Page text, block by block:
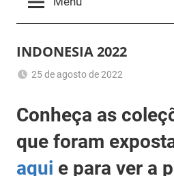
INDONESIA 2022
25 de agosto de 2022
Trauer
Conheça as
que foram
aqui e para ver a